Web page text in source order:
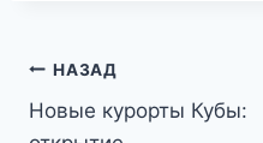
Навигация
по
НАЗАД
Новые курорты Кубы: